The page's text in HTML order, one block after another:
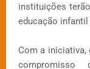
instituições
educação infantil
Com a iniciativa,
compromisso